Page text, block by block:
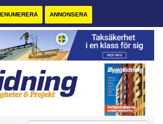
ANNONSERA